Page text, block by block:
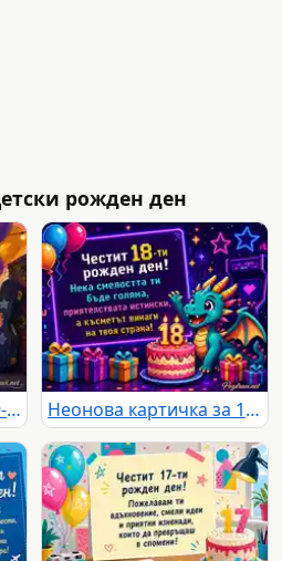
рожден ден
Цветна картичка за 19-ти рожден ден с торта, балони и градски залез Неонова картичка за 18-ти рожден ден с пикселизиран дракон